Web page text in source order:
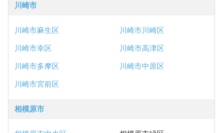
川崎市
川崎市麻生区
川崎市川崎区
川崎市幸区
川崎市高津区
川崎市多摩区
川崎市中原区
川崎市宮前区
相模原市